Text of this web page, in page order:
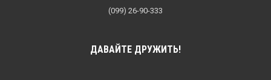
(099) 26-90-333
ДАВАЙТЕ ДРУЖИТЬ!